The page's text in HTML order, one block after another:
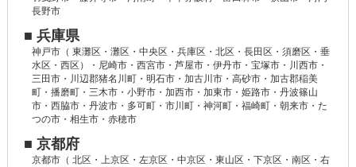
長野市
■ 兵庫県
神戸市（ 東灘区・灘区・中央区・兵庫区・北区・長田区・須磨区・垂
水区・西区）・尼崎市・西宮市・芦屋市・伊丹市・宝塚市・川西市・
三田市・川辺郡猪名川町・明石市・加古川市・高砂市・加古郡稲美
町・播磨町・三木市・小野市・加西市・加東市・姫路市・丹波篠山
市・西脇市・丹波市・多可町・市川町・神河町・福崎町・朝来市・た
つの市・相生市・赤穂市
■ 京都府
京都市（ 北区・上京区・左京区・中京区・東山区・下京区・南区・右